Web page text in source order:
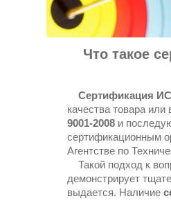
Что такое
Сертификация
качества товара
9001-2008 и
сертификационным
Агентстве по
Такой подход к
демонстрирует
выдается. Наличие